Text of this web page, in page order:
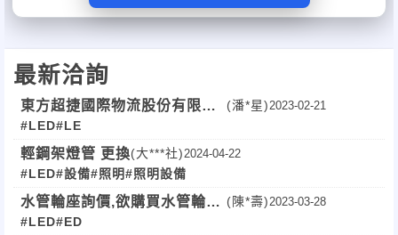
最新洽詢
東方超捷國際物流股份有限公
司 多元性的服務範圍
(潘*星)2023-02-21
#LED#LE
輕鋼架燈管 更換(大***社)2024-04-22
#LED#設備#照明#照明設備
水管輪座詢價,欲購買水管輪座
15ML*3只，外殼塑鋼或鋼板烤
(陳*壽)2023-03-28
#LED#ED